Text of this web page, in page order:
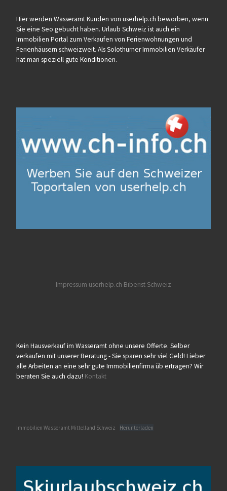
Hier werden Wasseramt Kunden von userhelp.ch beworben, wenn
Sie eine Seo gebucht haben. Urlaub Schweiz ist auch ein
Immobilien Portal zum Verkaufen von Ferienwohnungen und
Ferienhäusern schweizweit. Als Solothurner Immobilien Verkäufer
hat man speziell gute Konditionen.
Impressum userhelp.ch Biberist Schweiz
Kein Hausverkauf im Wasseramt ohne unsere Offerte. Selber
verkaufen mit unserer Beratung - Sie sparen sehr viel Geld! Lieber
alle Arbeiten an eine sehr gute Immobilienfirma üb ertragen? Wir
beraten Sie auch dazu! Kontakt
Immobilien Wasseramt Mittelland Schweiz Herunterladen